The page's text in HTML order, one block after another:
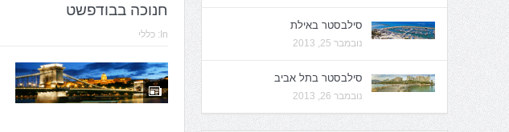
חנוכה בבודפשט
In: כללי
סילבסטר באילת
נובמבר 25, 2013
סילבסטר בתל אביב
נובמבר 26, 2013